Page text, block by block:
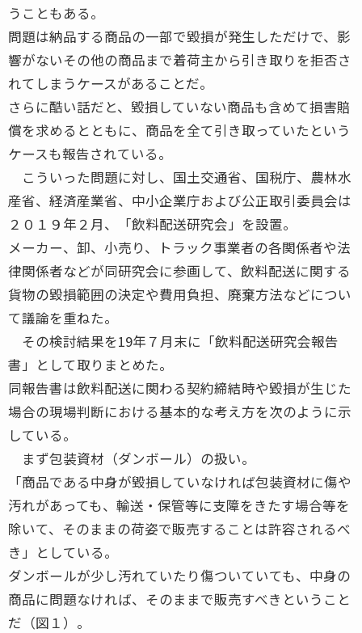
うこともある。
問題は納品する商品の一部で毀損が発生しただけで、影
響がないその他の商品まで着荷主から引き取りを拒否さ
れてしまうケースがあることだ。
さらに酷い話だと、毀損していない商品も含めて損害賠
償を求めるとともに、商品を全て引き取っていたという
ケースも報告されている。
こういった問題に対し、国土交通省、国税庁、農林水
産省、経済産業省、中小企業庁および公正取引委員会は
２０１９年２月、「飲料配送研究会」を設置。
メーカー、卸、小売り、トラック事業者の各関係者や法
律関係者などが同研究会に参画して、飲料配送に関する
貨物の毀損範囲の決定や費用負担、廃棄方法などについ
て議論を重ねた。
その検討結果を19年７月末に「飲料配送研究会報告
書」として取りまとめた。
同報告書は飲料配送に関わる契約締結時や毀損が生じた
場合の現場判断における基本的な考え方を次のように示
している。
まず包装資材（ダンボール）の扱い。
「商品である中身が毀損していなければ包装資材に傷や
汚れがあっても、輸送・保管等に支障をきたす場合等を
除いて、そのままの荷姿で販売することは許容されるべ
き」としている。
ダンボールが少し汚れていたり傷ついていても、中身の
商品に問題なければ、そのままで販売すべきということ
だ（図１）。